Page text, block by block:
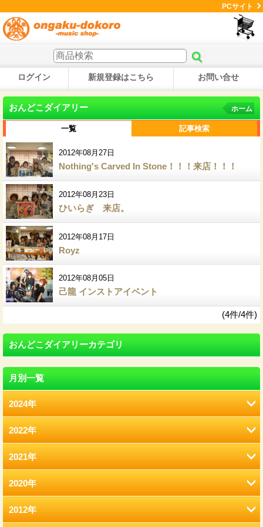
PCサイト
ログイン 新規登録はこちら お問い合せ
おんどこダイアリー ホーム
一覧 記事検索
2012年08月27日
Nothing's Carved In Stone！！！来店！！！
2012年08月23日
ひいらぎ 来店。
2012年08月17日
Royz
2012年08月05日
己龍 インストアイベント
(4件/4件)
おんどこダイアリーカテゴリ
月別一覧
2024年
8月 (12)
2022年
2月 (12)
1月 (77)
2021年
12月 (41)
11月 (22)
2020年
12月 (7)
2012年